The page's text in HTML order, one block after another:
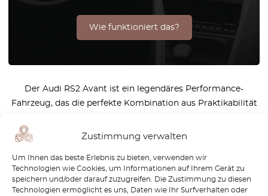
Zustimmung verwalten
Um Ihnen das beste Erlebnis zu bieten, verwenden wir
Technologien wie Cookies, um Informationen auf Ihrem Gerät zu
speichern und/oder darauf zuzugreifen. Die Zustimmung zu diesen
Technologien ermöglicht es uns, Daten wie Ihr Surfverhalten oder
Wie funktioniert das?
Der Audi RS2 Avant ist ein legendäres Performance-
Fahrzeug, das die perfekte Kombination aus Praktikabilität
Zusammenarbeit zwischen Audi und Porsche in den 1990er
aufgrund seiner beeindruckenden Leistung und seines
einzigartigen Designs. Heute bleibt er ein Favorit unter
Liebhabern klassischer Autos, die sein Erbe und seine